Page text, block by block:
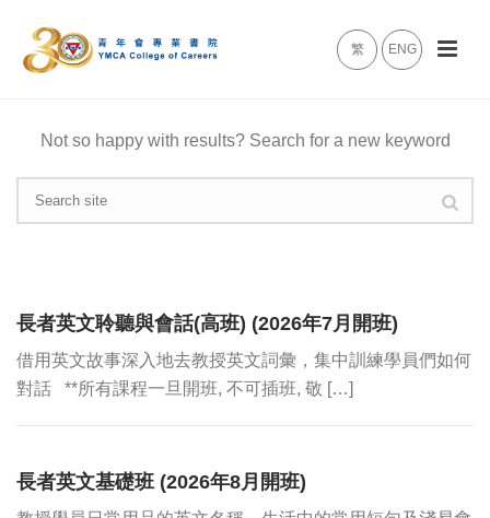
繁 ENG
Not so happy with results? Search for a new keyword
長者英文聆聽與會話(高班) (2026年7月開班)
借用英文故事深入地去教授英文詞彙，集中訓練學員們如何
對話 **所有課程一旦開班, 不可插班, 敬 […]
長者英文基礎班 (2026年8月開班)